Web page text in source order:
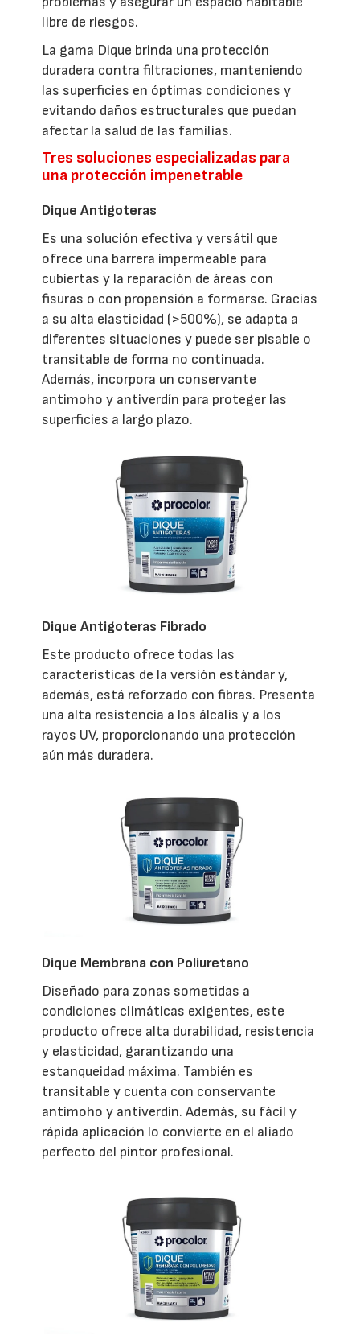
libre de riesgos.
La gama Dique brinda una protección
duradera contra filtraciones, manteniendo
las superficies en óptimas condiciones y
evitando daños estructurales que puedan
afectar la salud de las familias.
Tres soluciones especializadas para
una protección impenetrable
Dique Antigoteras
Es una solución efectiva y versátil que
ofrece una barrera impermeable para
cubiertas y la reparación de áreas con
fisuras o con propensión a formarse. Gracias
a su alta elasticidad (>500%), se adapta a
diferentes situaciones y puede ser pisable o
transitable de forma no continuada.
Además, incorpora un conservante
antimoho y antiverdín para proteger las
superficies a largo plazo.
Dique Antigoteras Fibrado
Este producto ofrece todas las
características de la versión estándar y,
además, está reforzado con fibras. Presenta
una alta resistencia a los álcalis y a los
rayos UV, proporcionando una protección
aún más duradera.
Dique Membrana con Poliuretano
Diseñado para zonas sometidas a
condiciones climáticas exigentes, este
producto ofrece alta durabilidad, resistencia
y elasticidad, garantizando una
estanqueidad máxima. También es
transitable y cuenta con conservante
antimoho y antiverdín. Además, su fácil y
rápida aplicación lo convierte en el aliado
perfecto del pintor profesional.